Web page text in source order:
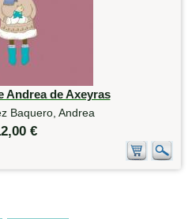
Andrea de Axeyras
Baquero, Andrea
€